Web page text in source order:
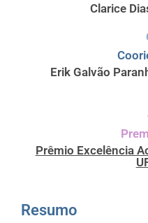
Clarice
Erik Galvão
Prêmio Excelência
Resumo